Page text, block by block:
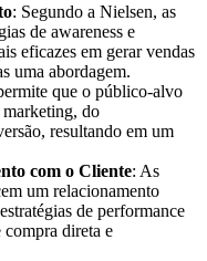
: Segundo a Nielsen, as
de awareness e
eficazes em gerar vendas
uma abordagem.
que o público-alvo
do
resultando em um
com o Cliente: As
um relacionamento
de performance
direta e